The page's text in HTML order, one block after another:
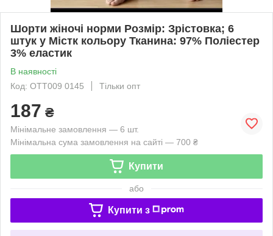
Шорти жіночі норми Розмір: Зрістовка; 6
штук у Містк кольору Тканина: 97% Поліестер
3% еластик
В наявності
Код: OTT009 0145
Тільки опт
187 ₴
Мінімальне замовлення — 6 шт.
Мінімальна сума замовлення на сайті — 700 ₴
Купити
або
Купити з